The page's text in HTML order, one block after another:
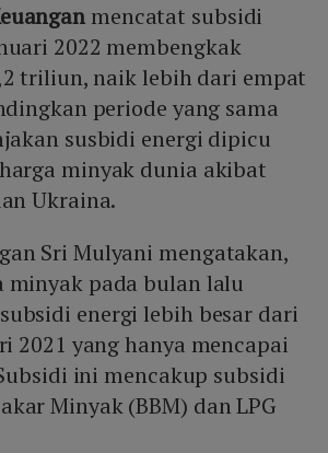
mencatat subsidi
2022 membengkak
triliun, naik lebih dari empat
periode yang sama
susbidi energi dipicu
minyak dunia akibat
Ukraina.
Sri Mulyani mengatakan,
minyak pada bulan lalu
energi lebih besar dari
2021 yang hanya mencapai
ini mencakup subsidi
Minyak (BBM) dan LPG